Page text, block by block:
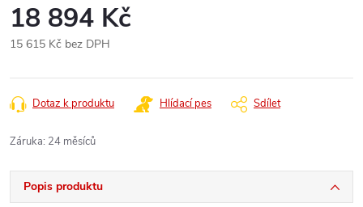
18 894 Kč
15 615 Kč bez DPH
cena:
Dotaz k produktu Hlídací pes Sdílet
Záruka: 24 měsíců
Popis produktu